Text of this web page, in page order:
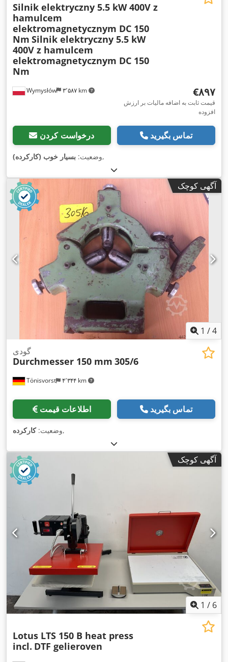
Wymysłów ۳٬۵۸۷ km
Silnik elektryczny 5.5 kW 400V z
hamulcem
elektromagnetycznym DC 150
Nm Silnik elektryczny 5.5 kW
400V z hamulcem
elektromagnetycznym DC 150
Nm
‎€۸۹۷
قیمت ثابت به اضافه مالیات بر ارزش
افزوده
درخواست کردن تماس بگیرید
وضعیت: بسیار خوب (کارکرده) ,
آگهی کوچک
1 /4
Tönisvorst ۴٬۳۴۴ km
گودی
Durchmesser 150 mm 305/6
اطلاعات قیمت تماس بگیرید
وضعیت:کارکرده ,
آگهی کوچک
1 / 6
Lotus LTS 150 B heat press
incl. DTF gelieroven